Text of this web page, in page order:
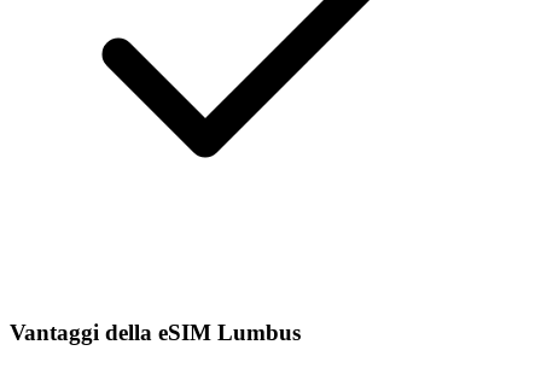
Vantaggi della eSIM Lumbus